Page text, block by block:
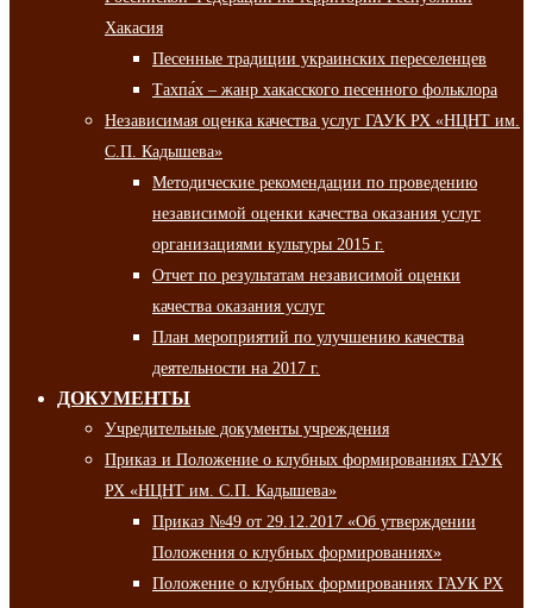
Хакасия
Песенные традиции украинских переселенцев
Тахпа́х – жанр хакасского песенного фольклора
Независимая оценка качества услуг ГАУК РХ «НЦНТ им.
С.П. Кадышева»
Методические рекомендации по проведению
независимой оценки качества оказания услуг
организациями культуры 2015 г.
Отчет по результатам независимой оценки
качества оказания услуг
План мероприятий по улучшению качества
деятельности на 2017 г.
ДОКУМЕНТЫ
Учредительные документы учреждения
Приказ и Положение о клубных формированиях ГАУК
РХ «НЦНТ им. С.П. Кадышева»
Приказ №49 от 29.12.2017 «Об утверждении
Положения о клубных формированиях»
Положение о клубных формированиях ГАУК РХ